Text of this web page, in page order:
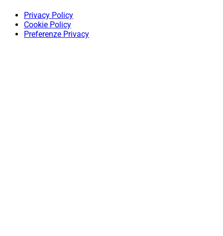
Privacy Policy
Cookie Policy
Preferenze Privacy